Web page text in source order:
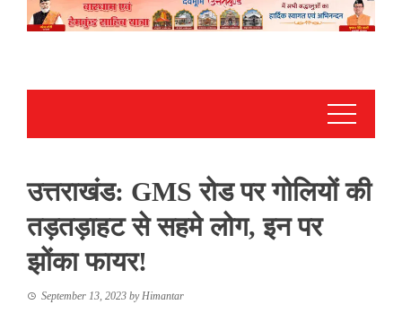
उत्तराखंड: GMS रोड पर गोलियों की
तड़तड़ाहट से सहमे लोग, इन पर
झोंका फायर!
September 13, 2023 byHimantar